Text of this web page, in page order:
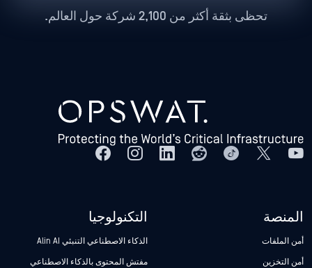
تحظى بثقة أكثر من 2,100 شركة حول العالم.
المنصة
أمن الملفات
أمن التخزين
التكنولوجيا
الذكاء الاصطناعي التنبئي Alin AI
مفتش المحتوى بالذكاء الاصطناعي